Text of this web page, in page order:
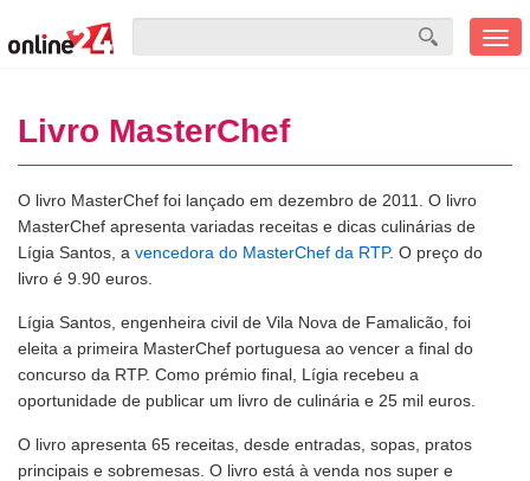
Livro MasterChef
O livro MasterChef foi lançado em dezembro de 2011. O livro
MasterChef apresenta variadas receitas e dicas culinárias de
Lígia Santos, a vencedora do MasterChef da RTP. O preço do
livro é 9.90 euros.
Lígia Santos, engenheira civil de Vila Nova de Famalicão, foi
eleita a primeira MasterChef portuguesa ao vencer a final do
concurso da RTP. Como prémio final, Lígia recebeu a
oportunidade de publicar um livro de culinária e 25 mil euros.
O livro apresenta 65 receitas, desde entradas, sopas, pratos
principais e sobremesas. O livro está à venda nos super e